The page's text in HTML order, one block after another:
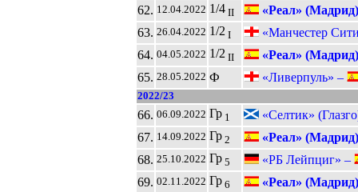
62. 12.04.2022 1/4 II
«Реал» (Мадрид)
63. 26.04.2022 1/2 I
«Манчестер
64. 04.05.2022 1/2 II
«Реал» (Мадрид)
65. 28.05.2022 Ф «Ливерпуль» –
2022/23
66. 06.09.2022 Гр 1
«Селтик»
67. 14.09.2022 Гр 2
«Реал» (Мадрид)
68. 25.10.2022 Гр 5
«РБ Лейпциг» –
69. 02.11.2022 Гр 6
«Реал» (Мадрид)